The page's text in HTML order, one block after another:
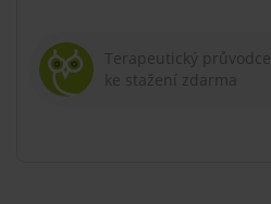
Terapeutický průvodce
ke stažení zdarma